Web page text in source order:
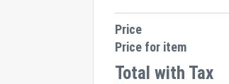
Price
Price for item
Total with Tax